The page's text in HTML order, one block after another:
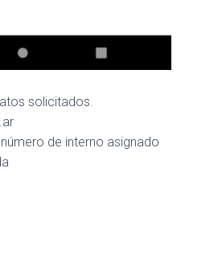
solicitados.
de interno asignado